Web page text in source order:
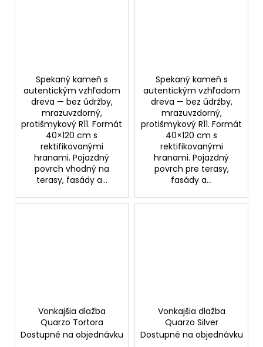
Spekaný kameň s
autentickým vzhľadom
dreva — bez údržby,
mrazuvzdorný,
protišmykový R11. Formát
40×120 cm s
rektifikovanými
hranami. Pojazdný
povrch vhodný na
terasy, fasády a...
Spekaný kameň s
autentickým vzhľadom
dreva — bez údržby,
mrazuvzdorný,
protišmykový R11. Formát
40×120 cm s
rektifikovanými
hranami. Pojazdný
povrch pre terasy,
fasády a...
Vonkajšia dlažba
Quarzo Tortora
Dostupné na objednávku
Vonkajšia dlažba
Quarzo Silver
Dostupné na objednávku